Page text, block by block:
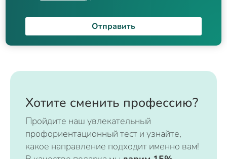
Отправить
Хотите сменить профессию?
Пройдите наш увлекательный
профориентационный тест и узнайте,
какое направление подходит именно вам!